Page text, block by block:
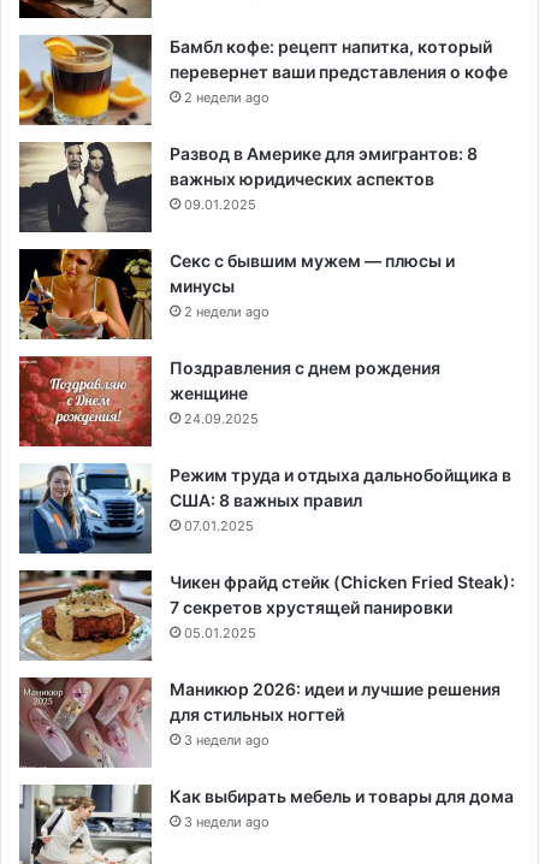
Бамбл кофе: рецепт напитка, который
перевернет ваши представления о кофе
2 недели ago
Развод в Америке для эмигрантов: 8
важных юридических аспектов
09.01.2025
Секс с бывшим мужем — плюсы и
минусы
2 недели ago
Поздравления с днем рождения
женщине
24.09.2025
Режим труда и отдыха дальнобойщика в
США: 8 важных правил
07.01.2025
Чикен фрайд стейк (Chicken Fried Steak):
7 секретов хрустящей панировки
05.01.2025
Маникюр 2026: идеи и лучшие решения
для стильных ногтей
3 недели ago
Как выбирать мебель и товары для дома
3 недели ago